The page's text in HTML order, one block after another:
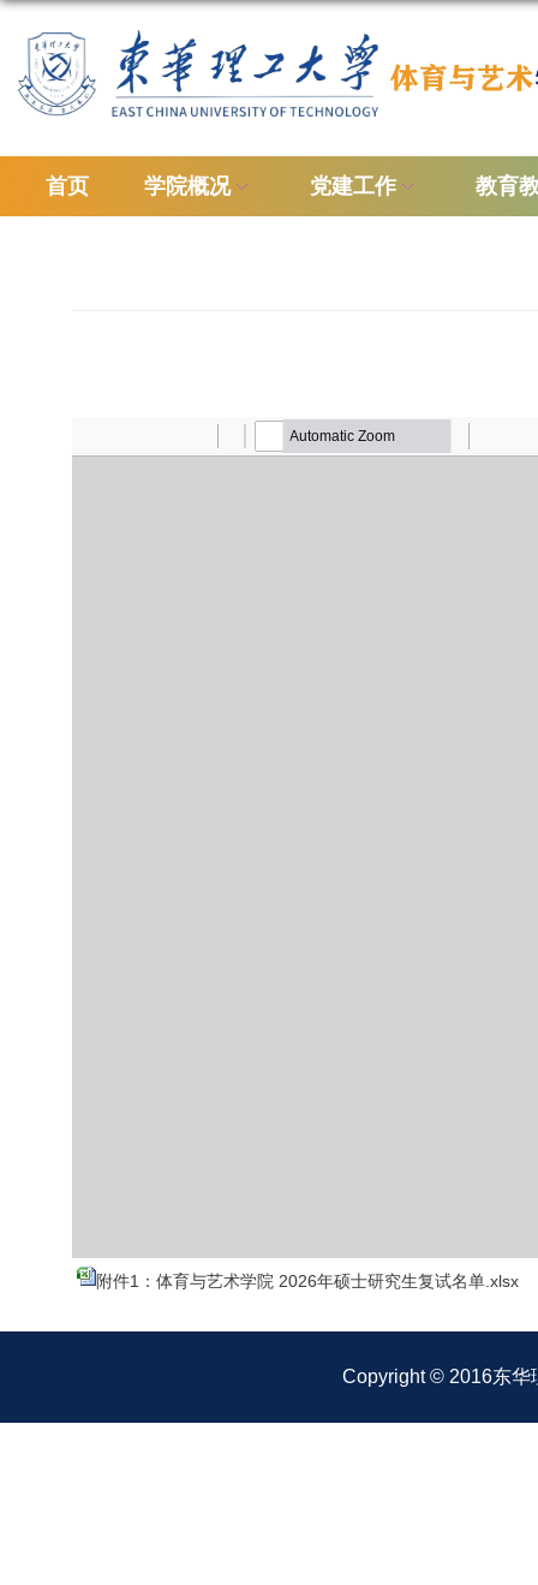
首页 学院概况 党建工作 教育
附件1：体育与艺术学院 2026年硕士研究生复试名单.xlsx
Copyright © 2016东华